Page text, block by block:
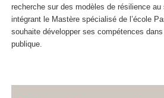
recherche sur des modèles de résilience
intégrant le Mastère spécialisé de l’école
souhaite développer ses compétences
publique.